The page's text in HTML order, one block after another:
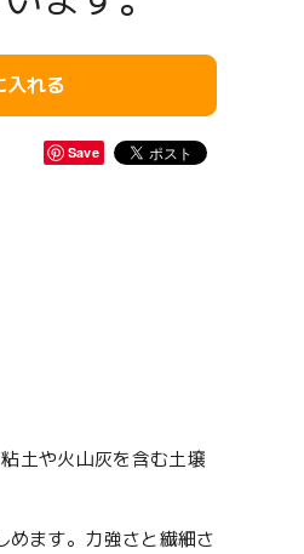
入れる
Save
土や火山灰を含む土壌
めます。力強さと繊細さ